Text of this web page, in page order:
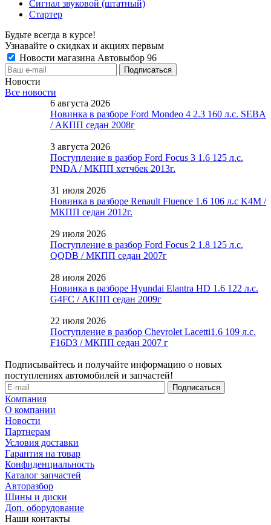
Сигнал звуковой (штатный)
Стартер
Будьте всегда в курсе!
Узнавайте о скидках и акциях первым
Новости магазина Автовыбор 96
Новости
Все новости
6 августа 2026
Новинка в разборе Ford Mondeo 4 2.3 160 л.с. SEBA
/ АКПП седан 2008г
3 августа 2026
Поступление в разбор Ford Focus 3 1.6 125 л.с.
PNDA / МКПП хетчбек 2013г.
31 июля 2026
Новинка в разборе Renault Fluence 1.6 106 л.с K4M /
МКПП седан 2012г.
29 июля 2026
Поступление в разбор Ford Focus 2 1.8 125 л.с.
QQDB / МКПП седан 2007г
28 июля 2026
Новинка в разборе Hyundai Elantra HD 1.6 122 л.с.
G4FC / АКПП седан 2009г
22 июля 2026
Поступление в разбор Chevrolet Lacetti1.6 109 л.с.
F16D3 / МКПП седан 2007 г
Подписывайтесь и получайте информацию о новых
поступлениях автомобилей и запчастей!
Компания
О компании
Новости
Партнерам
Условия доставки
Гарантия на товар
Конфиденциальность
Каталог запчастей
Авторазбор
Шины и диски
Доп. оборудование
Наши контакты